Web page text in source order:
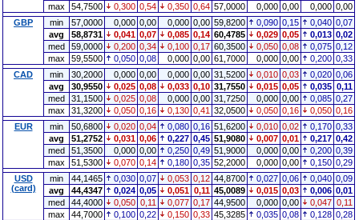
max
54,7500 0,300 0,54 0,350 0,64 57,0000 0,000 0,00 0,000 0,00
GBP
min 57,0000 0,000 0,00 0,000 0,00 59,8200 0,090 0,15 0,040 0,07
avg
58,8731 0,041 0,07 0,085 0,14 60,4785 0,029 0,05 0,013 0,02
med
59,0000 0,200 0,34 0,100 0,17 60,3500 0,050 0,08 0,075 0,12
max
59,5500 0,050 0,08 0,000 0,00 61,7000 0,000 0,00 0,200 0,33
CAD
min 30,2000 0,000 0,00 0,000 0,00 31,5200 0,010 0,03 0,020 0,06
avg
30,9550 0,025 0,08 0,033 0,10 31,7550 0,015 0,05 0,035 0,11
med
31,1500 0,025 0,08 0,000 0,00 31,7250 0,000 0,00 0,085 0,27
max
31,3200 0,050 0,16 0,130 0,41 32,0500 0,050 0,16 0,050 0,16
EUR
min 50,6800 0,020 0,04 0,080 0,16 51,6200 0,010 0,02 0,170 0,33
avg
51,2752 0,031 0,06 0,227 0,45 51,9080 0,007 0,01 0,217 0,42
med
51,3500 0,000 0,00 0,250 0,49 51,9000 0,000 0,00 0,200 0,39
max
51,5300 0,070 0,14 0,180 0,35 52,2000 0,000 0,00 0,150 0,29
USD
(card)
min 44,1465 0,030 0,07 0,053 0,12 44,8700 0,027 0,06 0,040 0,09
avg
44,4347 0,024 0,05 0,051 0,11 45,0089 0,015 0,03 0,006 0,01
med
44,4000 0,050 0,11 0,077 0,17 44,9500 0,000 0,00 0,047 0,11
max
44,7000 0,100 0,22 0,150 0,33 45,3285 0,035 0,08 0,128 0,28